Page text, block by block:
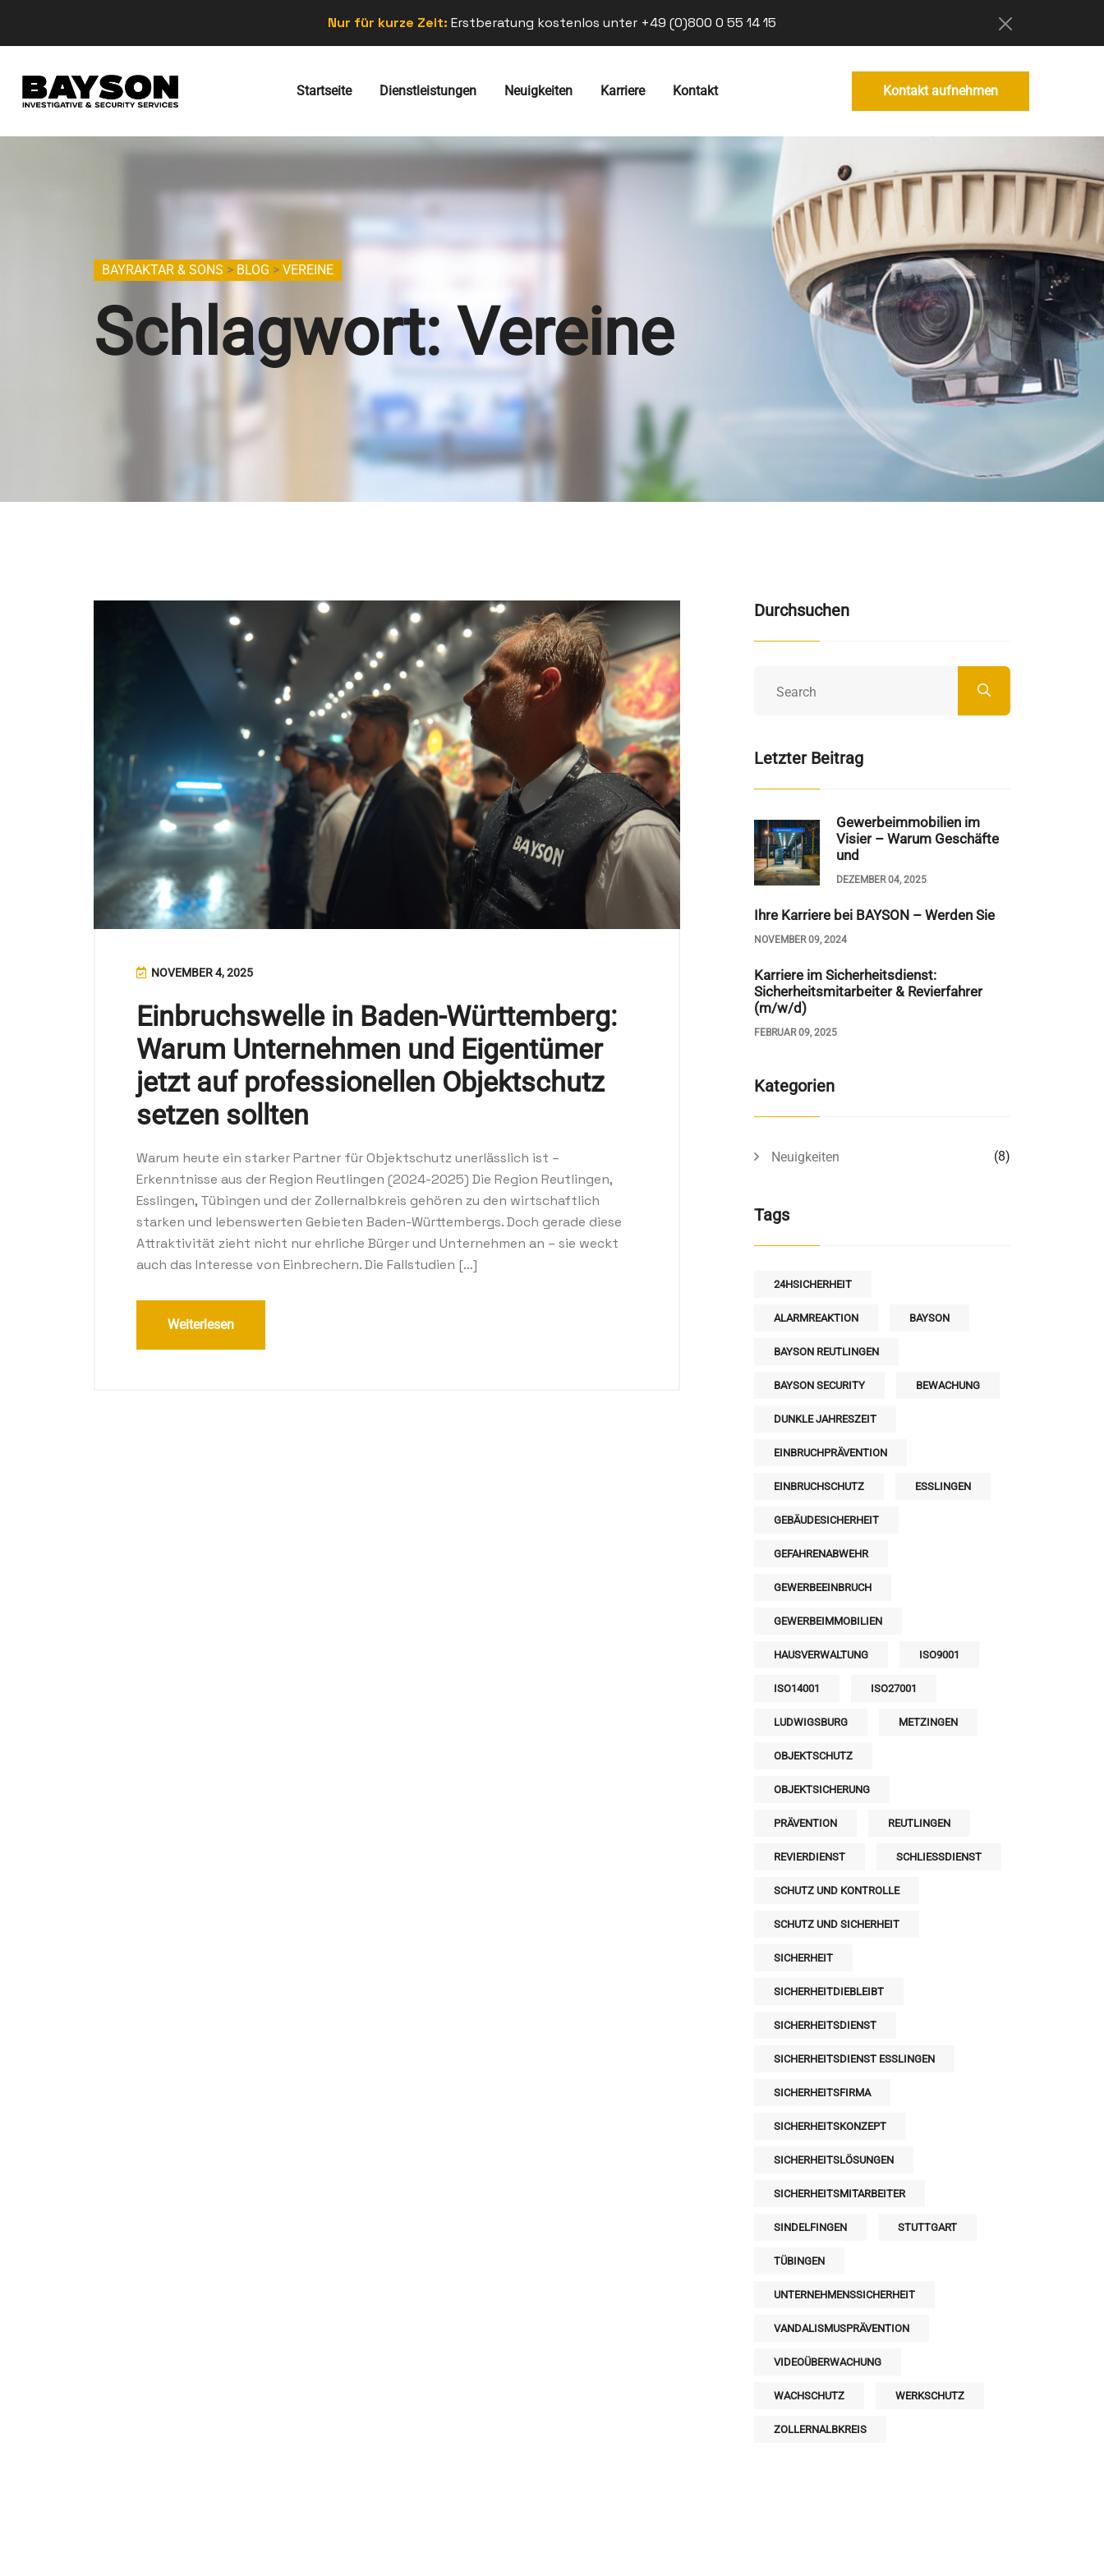
Nur für kurze Zeit: Erstberatung kostenlos unter +49 (0)800 0 55 14 15
Startseite Dienstleistungen Neuigkeiten Karriere Kontakt Kontakt aufnehmen
BAYRAKTAR & SONS > BLOG > VEREINE
Schlagwort:Vereine
NOVEMBER 4, 2025
Einbruchswelle in Baden-Württemberg:
Warum Unternehmen und Eigentümer
jetzt auf professionellen Objektschutz
setzen sollten
Warum heute ein starker Partner für Objektschutz unerlässlich ist –
Erkenntnisse aus der Region Reutlingen (2024-2025) Die Region Reutlingen,
Esslingen, Tübingen und der Zollernalbkreis gehören zu den wirtschaftlich
starken und lebenswerten Gebieten Baden-Württembergs. Doch gerade diese
Attraktivität zieht nicht nur ehrliche Bürger und Unternehmen an – sie weckt
auch das Interesse von Einbrechern. Die Fallstudien […]
Weiterlesen
Durchsuchen
Letzter Beitrag
Gewerbeimmobilien im
Visier – Warum Geschäfte
und
DEZEMBER 04, 2025
Ihre Karriere bei BAYSON – Werden Sie
NOVEMBER 09, 2024
Karriere im Sicherheitsdienst:
Sicherheitsmitarbeiter & Revierfahrer
(m/w/d)
FEBRUAR 09, 2025
Kategorien
Neuigkeiten (8)
Tags
24HSICHERHEIT
ALARMREAKTION BAYSON
BAYSON REUTLINGEN
BAYSON SECURITY BEWACHUNG
DUNKLE JAHRESZEIT
EINBRUCHPRÄVENTION
EINBRUCHSCHUTZ ESSLINGEN
GEBÄUDESICHERHEIT
GEFAHRENABWEHR
GEWERBEEINBRUCH
GEWERBEIMMOBILIEN
HAUSVERWALTUNG ISO9001
ISO14001 ISO27001
LUDWIGSBURG METZINGEN
OBJEKTSCHUTZ
OBJEKTSICHERUNG
PRÄVENTION REUTLINGEN
REVIERDIENST SCHLIESSDIENST
SCHUTZ UND KONTROLLE
SCHUTZ UND SICHERHEIT
SICHERHEIT
SICHERHEITDIEBLEIBT
SICHERHEITSDIENST
SICHERHEITSDIENST ESSLINGEN
SICHERHEITSFIRMA
SICHERHEITSKONZEPT
SICHERHEITSLÖSUNGEN
SICHERHEITSMITARBEITER
SINDELFINGEN STUTTGART
TÜBINGEN
UNTERNEHMENSSICHERHEIT
VANDALISMUSPRÄVENTION
VIDEOÜBERWACHUNG
WACHSCHUTZ WERKSCHUTZ
ZOLLERNALBKREIS